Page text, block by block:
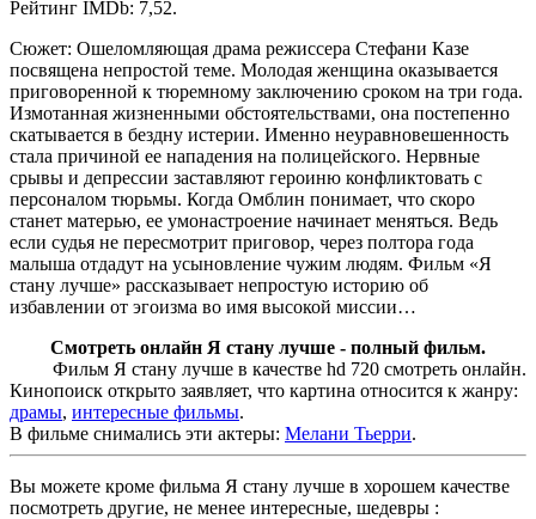
Рейтинг IMDb: 7,52.
Сюжет: Ошеломляющая драма режиссера Стефани Казе
посвящена непростой теме. Молодая женщина оказывается
приговоренной к тюремному заключению сроком на три года.
Измотанная жизненными обстоятельствами, она постепенно
скатывается в бездну истерии. Именно неуравновешенность
стала причиной ее нападения на полицейского. Нервные
срывы и депрессии заставляют героиню конфликтовать с
персоналом тюрьмы. Когда Омблин понимает, что скоро
станет матерью, ее умонастроение начинает меняться. Ведь
если судья не пересмотрит приговор, через полтора года
малыша отдадут на усыновление чужим людям. Фильм «Я
стану лучше» рассказывает непростую историю об
избавлении от эгоизма во имя высокой миссии…
Смотреть онлайн Я стану лучше - полный фильм.
Фильм Я стану лучше в качестве hd 720 смотреть онлайн.
Кинопоиск открыто заявляет, что картина относится к жанру:
драмы, интересные фильмы.
В фильме снимались эти актеры: Мелани Тьерри.
Вы можете кроме фильма Я стану лучше в хорошем качестве
посмотреть другие, не менее интересные, шедевры :